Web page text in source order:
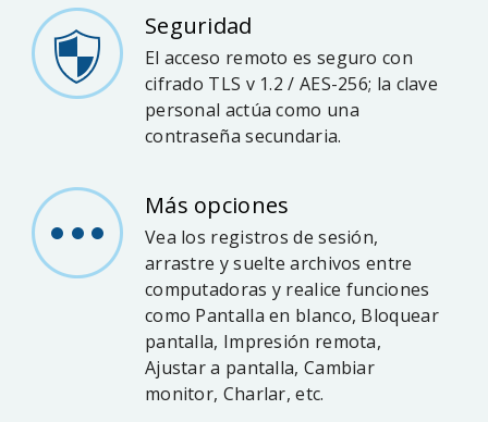
Seguridad
El acceso remoto es seguro con
cifrado TLS v 1.2 / AES-256; la clave
personal actúa como una
contraseña secundaria.
Más opciones
Vea los registros de sesión,
arrastre y suelte archivos entre
computadoras y realice funciones
como Pantalla en blanco, Bloquear
pantalla, Impresión remota,
Ajustar a pantalla, Cambiar
monitor, Charlar, etc.